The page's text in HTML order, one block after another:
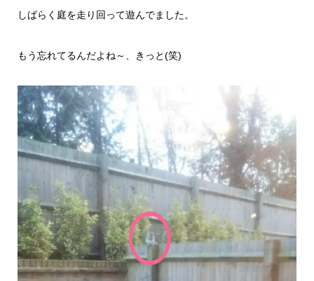
しばらく庭を走り回って遊んでました。
もう忘れてるんだよね～、きっと(笑)